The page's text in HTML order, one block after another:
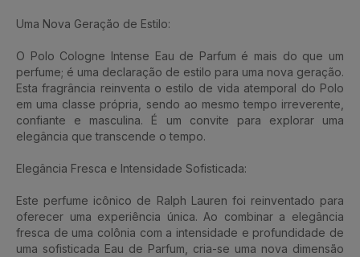
Uma Nova Geração de Estilo:
O Polo Cologne Intense Eau de Parfum é mais do que um
perfume; é uma declaração de estilo para uma nova geração.
Esta fragrância reinventa o estilo de vida atemporal do Polo
em uma classe própria, sendo ao mesmo tempo irreverente,
confiante e masculina. É um convite para explorar uma
elegância que transcende o tempo.
Elegância Fresca e Intensidade Sofisticada:
Este perfume icônico de Ralph Lauren foi reinventado para
oferecer uma experiência única. Ao combinar a elegância
fresca de uma colônia com a intensidade e profundidade de
uma sofisticada Eau de Parfum, cria-se uma nova dimensão